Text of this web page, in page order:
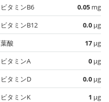
ビタミンB6
0.05 mg
ビタミンB12
0.0 µg
葉酸
17 µg
ビタミンA
0 µg
ビタミンD
0.0 µg
ビタミンK
1 µg